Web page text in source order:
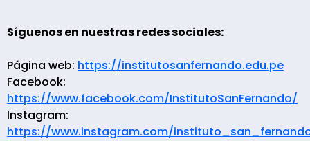
Síguenos en nuestras redes sociales:
Página web: https://institutosanfernando.edu.pe
Facebook:
https://www.facebook.com/InstitutoSanFernando/
Instagram:
https://www.instagram.com/